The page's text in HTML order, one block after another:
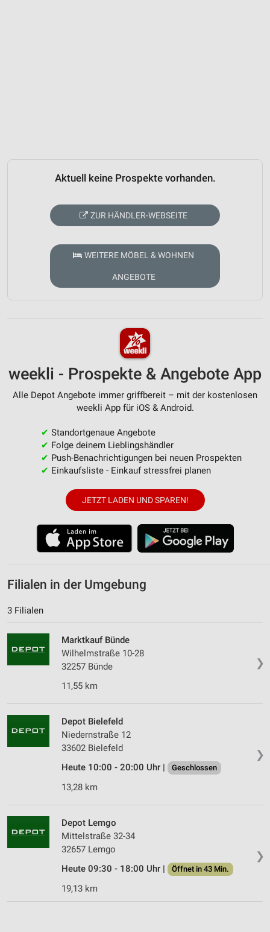
Aktuell keine Prospekte vorhanden.
ZUR HÄNDLER-WEBSEITE
WEITERE MÖBEL & WOHNEN
ANGEBOTE
weekli - Prospekte & Angebote App
Alle Depot Angebote immer griffbereit – mit der kostenlosen
weekli App für iOS & Android.
✔ Standortgenaue Angebote
✔ Folge deinem Lieblingshändler
✔ Push-Benachrichtigungen bei neuen Prospekten
✔ Einkaufsliste - Einkauf stressfrei planen
JETZT LADEN UND SPAREN!
Filialen in der Umgebung
3 Filialen
❯
Marktkauf Bünde
Wilhelmstraße 10-28
32257 Bünde
11,55 km
❯
Depot Bielefeld
Niedernstraße 12
33602 Bielefeld
Heute 10:00 - 20:00 Uhr |
Geschlossen
13,28 km
❯
Depot Lemgo
Mittelstraße 32-34
32657 Lemgo
Heute 09:30 - 18:00 Uhr |
Öffnet in 43 Min.
19,13 km